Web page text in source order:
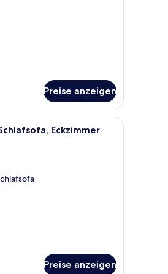
Preise anzeigen
einem Essbereich mit Stühlen und einem
Ein Hotelzimmer mit Bett, Schreibtisch mit
Eckzimmer
Preise anzeigen